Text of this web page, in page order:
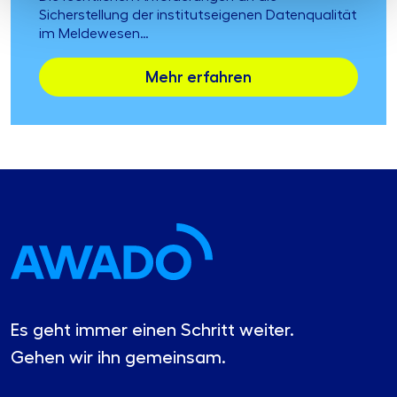
Sicherstellung der institutseigenen Datenqualität
im Meldewesen…
Mehr erfahren
Es geht immer einen Schritt weiter.
Gehen wir ihn gemeinsam.